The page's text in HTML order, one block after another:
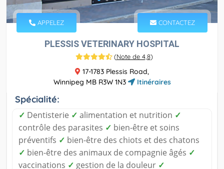
APPELEZ CONTACTEZ
PLESSIS VETERINARY HOSPITAL
(Note de 4,8)
17-1783 Plessis Road,
Winnipeg MB R3W 1N3
Itinéraires
Spécialité:
✓ Dentisterie ✓ alimentation et nutrition ✓
contrôle des parasites ✓ bien-être et soins
préventifs ✓ bien-être des chiots et des chatons
✓ bien-être des animaux de compagnie âgés ✓
vaccinations ✓ gestion de la douleur ✓